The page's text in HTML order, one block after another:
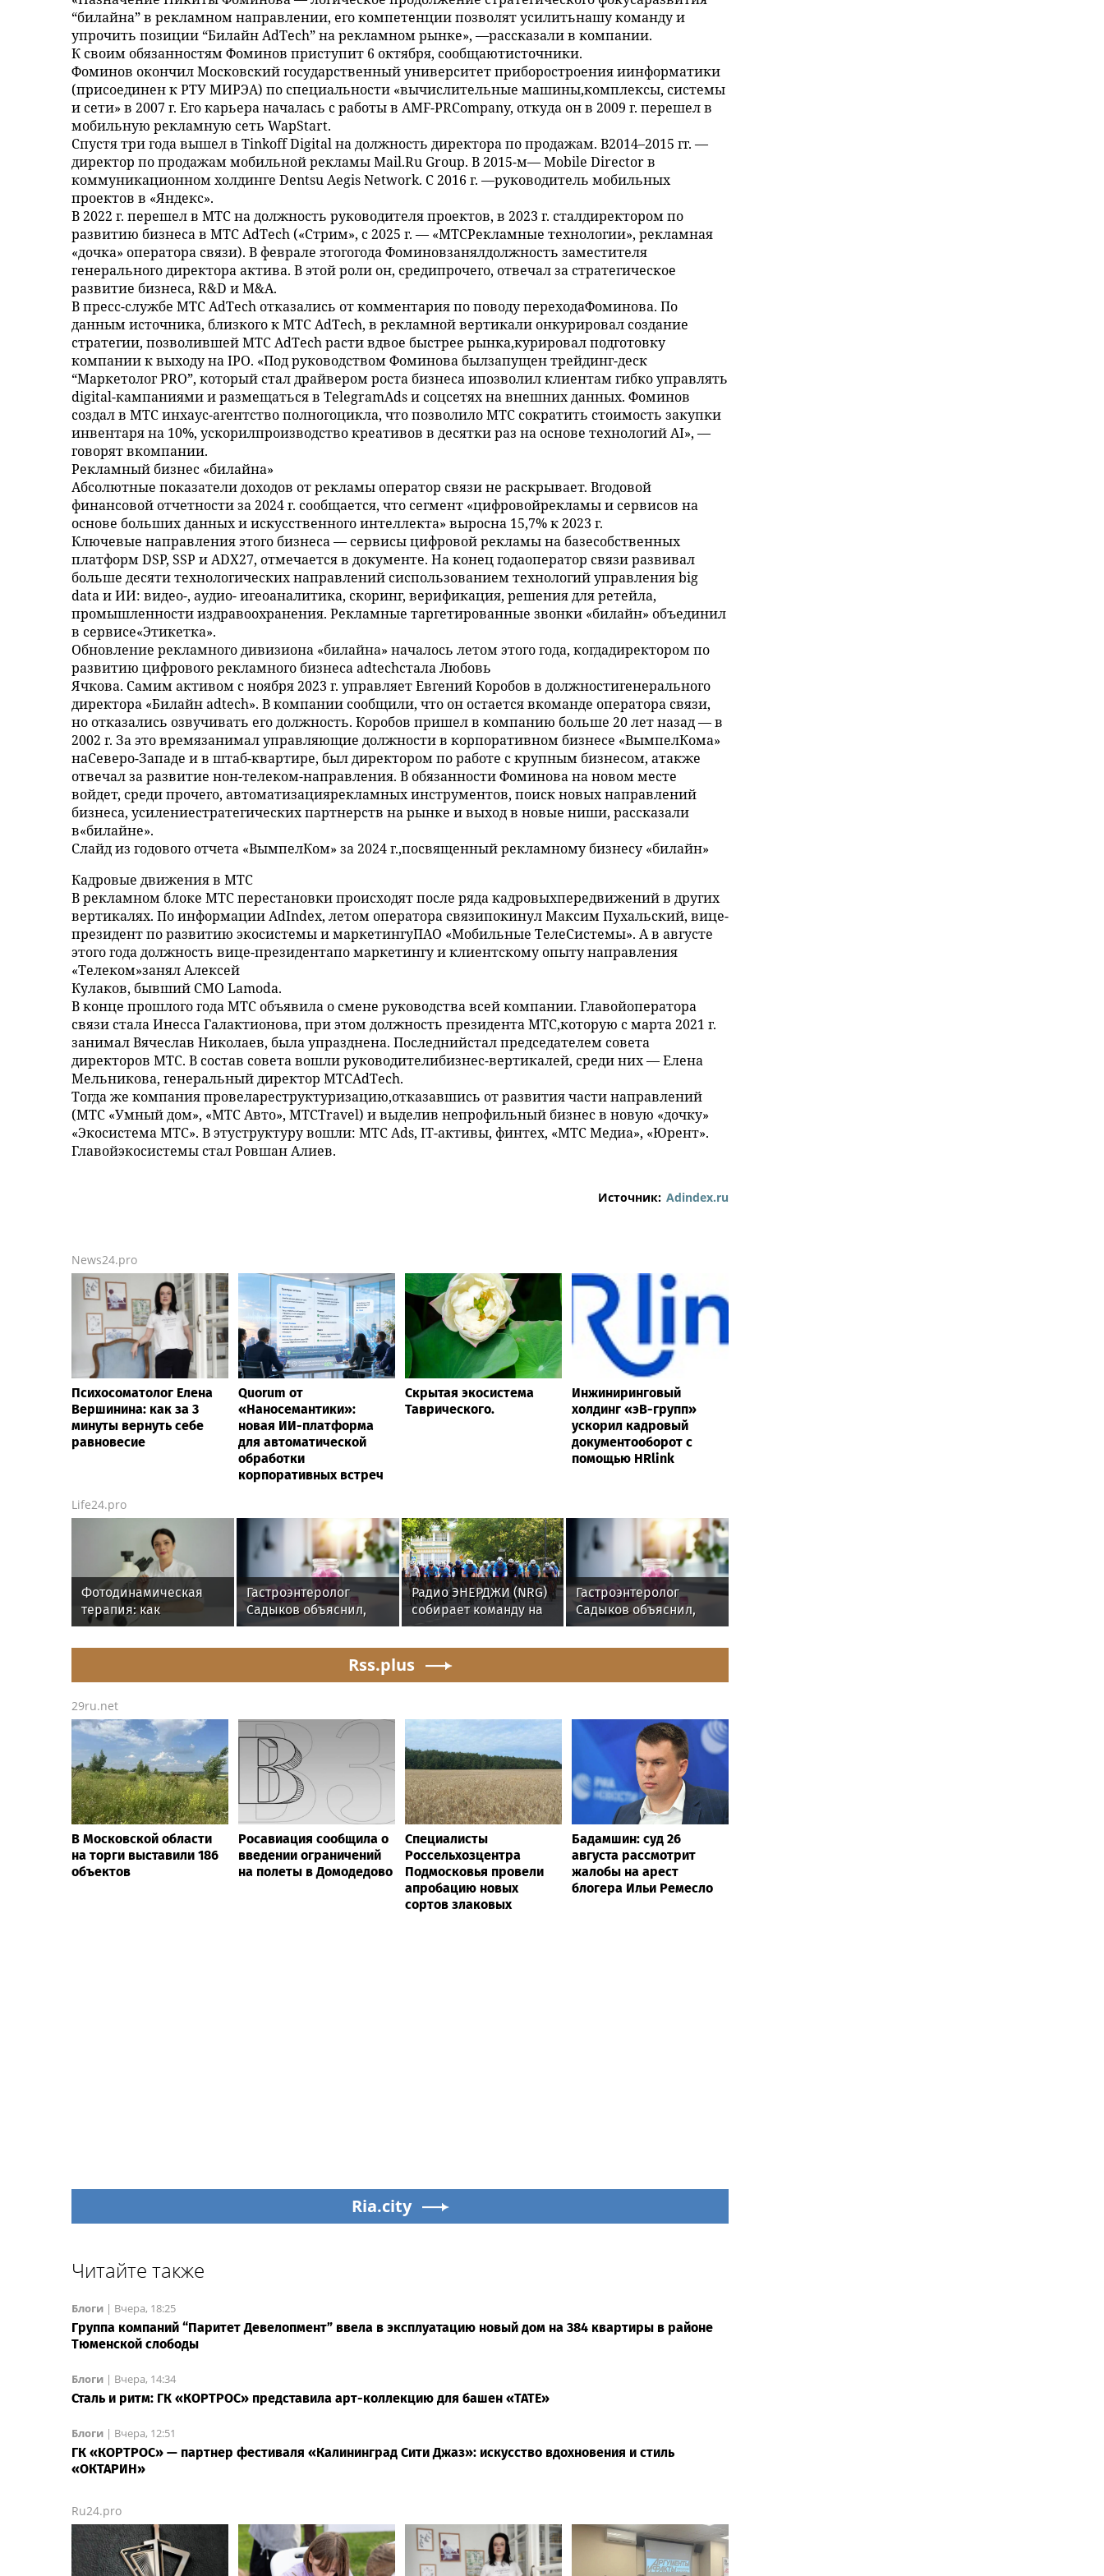
“билайна” в рекламном направлении, его компетенции позволят усилитьнашу команду и
упрочить позиции “Билайн AdTech” на рекламном рынке», —рассказали в компании.
К своим обязанностям Фоминов приступит 6 октября, сообщаютисточники.
Фоминов окончил Московский государственный университет приборостроения иинформатики
(присоединен к РТУ МИРЭА) по специальности «вычислительные машины,комплексы, системы
и сети» в 2007 г. Его карьера началась с работы в AMF-PRCompany, откуда он в 2009 г. перешел в
мобильную рекламную сеть WapStart.
Спустя три года вышел в Tinkoff Digital на должность директора по продажам. В2014–2015 гг. —
директор по продажам мобильной рекламы Mail.Ru Group. В 2015-м— Mobile Director в
коммуникационном холдинге Dentsu Aegis Network. С 2016 г. —руководитель мобильных
проектов в «Яндекс».
В 2022 г. перешел в МТС на должность руководителя проектов, в 2023 г. сталдиректором по
развитию бизнеса в МТС AdTech («Стрим», с 2025 г. — «МТСРекламные технологии», рекламная
«дочка» оператора связи). В феврале этогогода Фоминовзанялдолжность заместителя
генерального директора актива. В этой роли он, средипрочего, отвечал за стратегическое
развитие бизнеса, R&D и M&A.
В пресс-службе МТС AdTech отказались от комментария по поводу переходаФоминова. По
данным источника, близкого к МТС AdTech, в рекламной вертикали онкурировал создание
стратегии, позволившей МТС AdTech расти вдвое быстрее рынка,курировал подготовку
компании к выходу на IPO. «Под руководством Фоминова былзапущен трейдинг-деск
“Маркетолог PRO”, который стал драйвером роста бизнеса ипозволил клиентам гибко управлять
digital-кампаниями и размещаться в TelegramAds и соцсетях на внешних данных. Фоминов
создал в МТС инхаус-агентство полногоцикла, что позволило МТС сократить стоимость закупки
инвентаря на 10%, ускорилпроизводство креативов в десятки раз на основе технологий AI», —
говорят вкомпании.
Рекламный бизнес «билайна»
Абсолютные показатели доходов от рекламы оператор связи не раскрывает. Вгодовой
финансовой отчетности за 2024 г. сообщается, что сегмент «цифровойрекламы и сервисов на
основе больших данных и искусственного интеллекта» выросна 15,7% к 2023 г.
Ключевые направления этого бизнеса — сервисы цифровой рекламы на базесобственных
платформ DSP, SSP и ADX27, отмечается в документе. На конец годаоператор связи развивал
больше десяти технологических направлений сиспользованием технологий управления big
data и ИИ: видео-, аудио- игеоаналитика, скоринг, верификация, решения для ретейла,
промышленности издравоохранения. Рекламные таргетированные звонки «билайн» объединил
в сервисе«Этикетка».
Обновление рекламного дивизиона «билайна» началось летом этого года, когдадиректором по
развитию цифрового рекламного бизнеса adtechстала Любовь
Ячкова. Самим активом с ноября 2023 г. управляет Евгений Коробов в должностигенерального
директора «Билайн adtech». В компании сообщили, что он остается вкоманде оператора связи,
но отказались озвучивать его должность. Коробов пришел в компанию больше 20 лет назад — в
2002 г. За это времязанимал управляющие должности в корпоративном бизнесе «ВымпелКома»
наСеверо-Западе и в штаб-квартире, был директором по работе с крупным бизнесом, атакже
отвечал за развитие нон-телеком-направления. В обязанности Фоминова на новом месте
войдет, среди прочего, автоматизациярекламных инструментов, поиск новых направлений
бизнеса, усилениестратегических партнерств на рынке и выход в новые ниши, рассказали
в«билайне».
Слайд из годового отчета «ВымпелКом» за 2024 г.,посвященный рекламному бизнесу «билайн»
Кадровые движения в МТС
В рекламном блоке МТС перестановки происходят после ряда кадровыхпередвижений в других
вертикалях. По информации AdIndex, летом оператора связипокинул Максим Пухальский, вице-
президент по развитию экосистемы и маркетингуПАО «Мобильные ТелеСистемы». А в августе
этого года должность вице-президентапо маркетингу и клиентскому опыту направления
«Телеком»занял Алексей
Кулаков, бывший СМО Lamoda.
В конце прошлого года МТС объявила о смене руководства всей компании. Главойоператора
связи стала Инесса Галактионова, при этом должность президента МТС,которую с марта 2021 г.
занимал Вячеслав Николаев, была упразднена. Последнийстал председателем совета
директоров МТС. В состав совета вошли руководителибизнес-вертикалей, среди них — Елена
Мельникова, генеральный директор МТСAdTech.
Тогда же компания провелареструктуризацию,отказавшись от развития части направлений
(МТС «Умный дом», «МТС Авто», МТСTravel) и выделив непрофильный бизнес в новую «дочку»
«Экосистема МТС». В этуструктуру вошли: МТС Ads, IT-активы, финтех, «МТС Медиа», «Юрент».
Главойэкосистемы стал Ровшан Алиев.
Источник: Adindex.ru
News24.pro
Психосоматолог Елена
Вершинина: как за 3
минуты вернуть себе
равновесие
Quorum от
«Наносемантики»:
новая ИИ-платформа
для автоматической
обработки
корпоративных встреч
Скрытая экосистема
Таврического.
Инжиниринговый
холдинг «эВ-групп»
ускорил кадровый
документооборот с
помощью HRlink
Life24.pro
Фотодинамическая
терапия: как
современные
технологии меняют
онкологии
Гастроэнтеролог
Садыков объяснил,
как сахар в рационе
ускоряет
изнашивание тканей
Радио ЭНЕРДЖИ (NRG)
собирает команду на
Tour de Russie в
Петербурге
Гастроэнтеролог
Садыков объяснил,
как сахар в рационе
ускоряет
Rss.plus
29ru.net
В Московской области
на торги выставили 186
объектов
Росавиация сообщила о
введении ограничений
на полеты в Домодедово
Специалисты
Россельхозцентра
Подмосковья провели
апробацию новых
сортов злаковых
Бадамшин: суд 26
августа рассмотрит
жалобы на арест
блогера Ильи Ремесло
Ria.city
Читайте также
Блоги | Вчера, 18:25
Группа компаний “Паритет Девелопмент” ввела в эксплуатацию новый дом на 384 квартиры в районе
Тюменской слободы
Блоги | Вчера, 14:34
Сталь и ритм: ГК «КОРТРОС» представила арт-коллекцию для башен «TATE»
Блоги | Вчера, 12:51
ГК «КОРТРОС» — партнер фестиваля «Калининград Сити Джаз»: искусство вдохновения и стиль
«ОКТАРИН»
Ru24.pro